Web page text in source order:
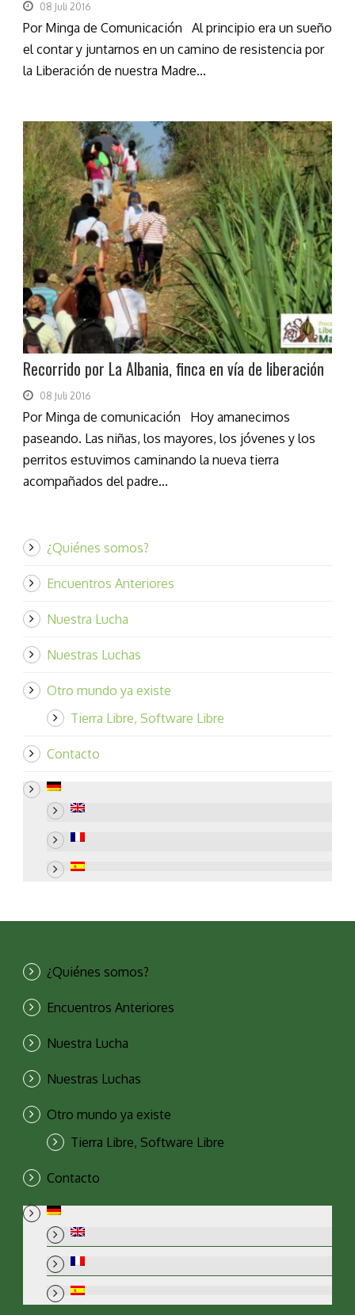
08 Juli 2016
Por Minga de Comunicación Al principio era un sueño
el contar y juntarnos en un camino de resistencia por
la Liberación de nuestra Madre...
Recorrido por La Albania, finca en vía de liberación
08 Juli 2016
Por Minga de comunicación Hoy amanecimos
paseando. Las niñas, los mayores, los jóvenes y los
perritos estuvimos caminando la nueva tierra
acompañados del padre...
¿Quiénes somos?
Encuentros Anteriores
Nuestra Lucha
Nuestras Luchas
Otro mundo ya existe
Tierra Libre, Software Libre
Contacto
¿Quiénes somos?
Encuentros Anteriores
Nuestra Lucha
Nuestras Luchas
Otro mundo ya existe
Tierra Libre, Software Libre
Contacto